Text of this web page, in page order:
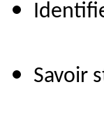
Savoir